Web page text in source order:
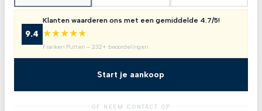
9.4
Klanten waarderen ons met een gemiddelde 4.7/5!
★★★★★
Franken Putten – 232+ beoordelingen
Start je aankoop
OF NEEM CONTACT OP